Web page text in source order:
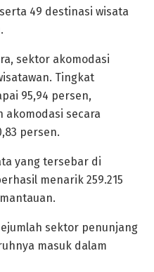
49 destinasi wisata
sektor akomodasi
Tingkat
95,94 persen,
secara
persen.
yang tersebar di
menarik 259.215
sektor penunjang
masuk dalam